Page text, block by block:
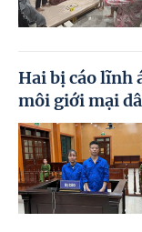
Hai bị cáo lĩnh
môi giới mại